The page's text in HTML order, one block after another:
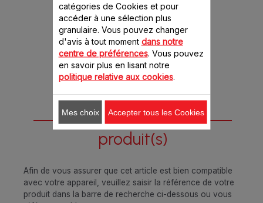
8.20 CHF
Ajouter au panier
Conçu pour 1
produit(s)
Afin de vous assurer que cet article est bien compatible
avec votre appareil, veuillez saisir la référence de votre
produit dans la barre de recherche ci-dessous ou vous
catégories de Cookies et pour
accéder à une sélection plus
granulaire. Vous pouvez changer
d'avis à tout moment dans notre
centre de préférences. Vous pouvez
en savoir plus en lisant notre
politique relative aux cookies.
Mes choix Accepter tous les Cookies